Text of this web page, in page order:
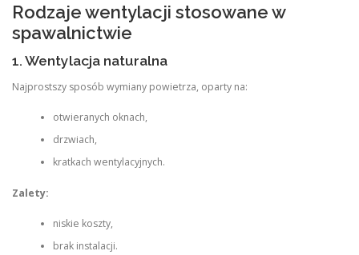
Rodzaje wentylacji stosowane w
spawalnictwie
1. Wentylacja naturalna
Najprostszy sposób wymiany powietrza, oparty na:
otwieranych oknach,
drzwiach,
kratkach wentylacyjnych.
Zalety:
niskie koszty,
brak instalacji.